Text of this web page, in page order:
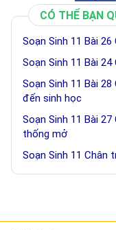
CÓ THỂ BẠN
Soạn Sinh 11 Bài
Soạn Sinh 11 Bài
Soạn Sinh 11 Bài
đến sinh học
Soạn Sinh 11 Bài
thống mở
Soạn Sinh 11 Chân